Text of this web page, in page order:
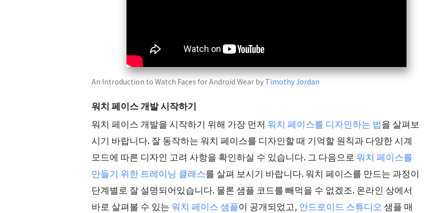
An Introduction to Watch Faces for Android Wear by Timothy Jordan
워치 페이스 개발 시작하기
워치 페이스 개발을 시작하기 위해 가장 먼저 워치 페이스를 디자인하는 법을 살펴보
시기 바랍니다. 잘 동작하는 워치 페이스를 디자인할 때 기억할 원칙과 다양한 시계
모드에 따른 디자인 고려 사항을 확인하실 수 있습니다. 그 다음으로 워치 페이스를
만들기 위한 트레이닝 클래스를 살펴 보시기 바랍니다. 워치 페이스를 만드는 과정이
단계별로 잘 설명되어있습니다. 물론 샘플 코드를 빼먹을 수 없겠조. 온라인 상에서
바로 살펴볼 수 있는 워치 페이스 샘플이 공개되었고, 안드로이드 스튜디오 샘플 매